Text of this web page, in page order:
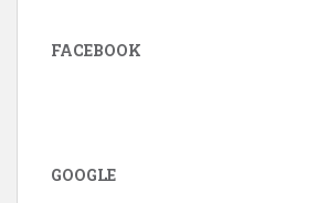
FACEBOOK
GOOGLE